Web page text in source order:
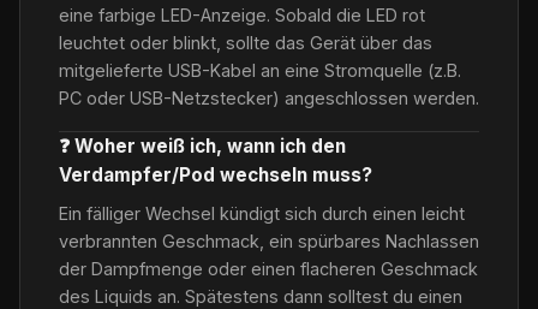
eine farbige LED-Anzeige. Sobald die LED rot
leuchtet oder blinkt, sollte das Gerät über das
mitgelieferte USB-Kabel an eine Stromquelle (z.B.
PC oder USB-Netzstecker) angeschlossen werden.
❓ Woher weiß ich, wann ich den
Verdampfer/Pod wechseln muss?
Ein fälliger Wechsel kündigt sich durch einen leicht
verbrannten Geschmack, ein spürbares Nachlassen
der Dampfmenge oder einen flacheren Geschmack
des Liquids an. Spätestens dann solltest du einen